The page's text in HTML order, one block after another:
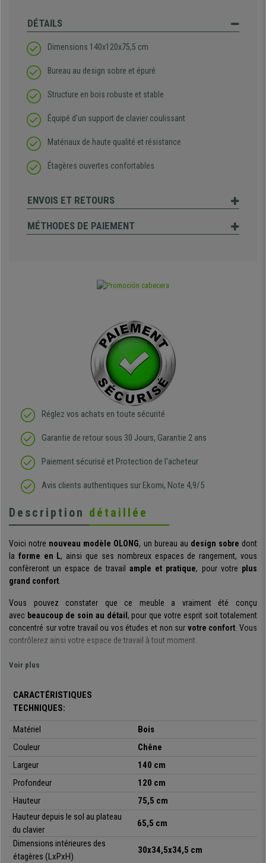
DÉTAILS
Dimensions 140x120x75,5 cm
Bureau au design sobre et épuré
Structure en bois robuste et stable
Équipé d'un support de clavier coulissant
Matériaux de haute qualité et résistance
Étagères ouvertes confortables
ENVOIS ET RETOURS
MÉTHODES DE PAIEMENT
Réglez vos achats en toute sécurité
Garantie de retour sous 30 Jours, Garantie 2 ans
Paiement sécurisé et Protection de l'acheteur
Avis clients authentiques sur Ekomi, Note 4,9/5
Description détaillée
Voici notre nouveau modèle OLONG, un bureau au design sobre dont
la forme en L, ainsi que ses nombreux espaces de rangement, vous
confèreront un espace de travail ample et pratique, pour votre plus
grand confort.
Vous pouvez constater que ce meuble a vraiment été conçu
avec beaucoup de soin au détail , pour que votre esprit soit totalement
concentré sur votre travail ou vos études et non sur votre confort. Vous
contrôlerez ainsi votre espace de travail à tout moment.
Nous l’avons donc muni d’une
combinaison de ses accessoires et de la surface de travail au
dimensions généreuses de
pour vous.
L'ensemble du bureau est en bois très résistant
pieds antidérapants
qui lui confère une
également pour fonction de protéger le sol des rayures disgracieuses.
par sasolidité et sa robustesse surface est hydrofuge
été traitée pour être également résistante aux rayures Voilà deux
caractéristiques très importantes si le bureau est soumis à une utilisation
intensive et quotidienne et ceci
Voir plus
CARACTÉRISTIQUES
TECHNIQUES:
Matériel
Bois
Couleur
Chêne
Largeur
140 cm
Profondeur
120 cm
Hauteur
75,5 cm
Hauteur depuis le sol au plateau
du clavier
65,5 cm
Dimensions intérieures des
étagères (LxPxH)
30x34,5x34,5 cm